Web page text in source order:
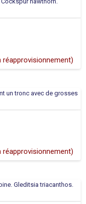
réapprovisionnement)
réapprovisionnement)